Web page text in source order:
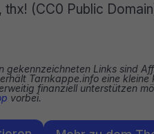
, thx! (CC0 Public
gekennzeichneten Links sind
Tarnkappe.info eine kleine
finanziell unterstützen
vorbei.